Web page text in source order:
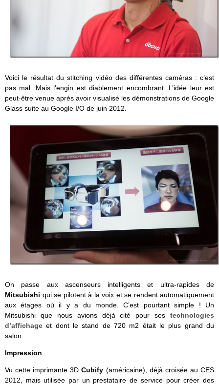
Voici le résultat du stitching vidéo des différentes caméras : c’est
pas mal. Mais l’engin est diablement encombrant. L’idée leur est
peut-être venue après avoir visualisé les démonstrations de Google
Glass suite au Google I/O de juin 2012.
On passe aux ascenseurs intelligents et ultra-rapides de
Mitsubishi qui se pilotent à la voix et se rendent automatiquement
aux étages où il y a du monde. C’est pourtant simple ! Un
Mitsubishi que nous avions déjà cité pour ses technologies
d’affichage et dont le stand de 720 m2 était le plus grand du
salon.
Impression
Vu cette imprimante 3DCubify (américaine), déjà croisée au CES
2012, mais utilisée par un prestataire de service pour créer des